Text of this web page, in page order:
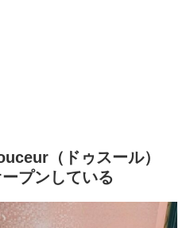
（ドゥスール）
プンしている